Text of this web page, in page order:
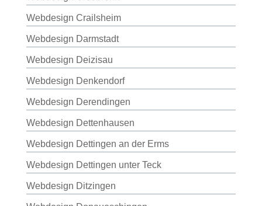
Webdesign Crailsheim
Webdesign Darmstadt
Webdesign Deizisau
Webdesign Denkendorf
Webdesign Derendingen
Webdesign Dettenhausen
Webdesign Dettingen an der Erms
Webdesign Dettingen unter Teck
Webdesign Ditzingen